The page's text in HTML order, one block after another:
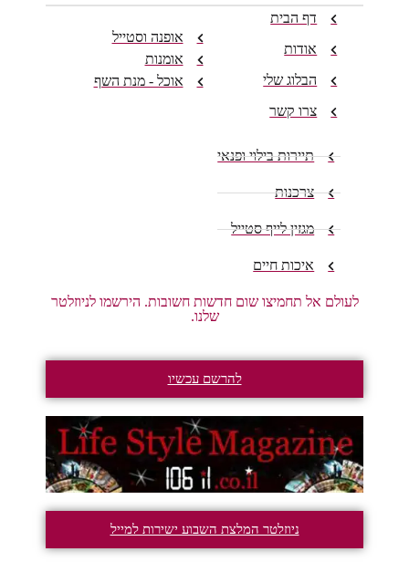
דף הבית
אודות
הבלוג שלי
צרו קשר
אופנה וסטייל
אומנות
אוכל - מנת השף
תיירות בילוי ופנאי
צרכנות
מגזין לייף סטייל
איכות חיים
לעולם אל תחמיצו שום חדשות חשובות. הירשמו לניוזלטר
שלנו.
להרשם עכשיו
ניוזלטר המלצת השבוע ישירות למייל